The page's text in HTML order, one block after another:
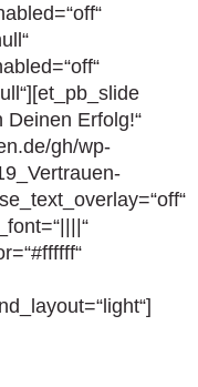
Deinen Erfolg!“
gh/wp-